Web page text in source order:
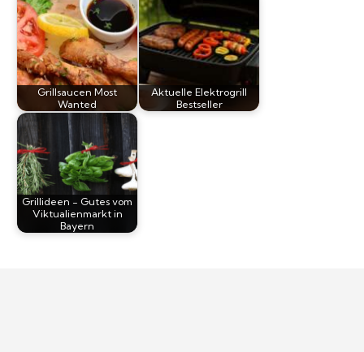
Grillsaucen Most
Wanted
Aktuelle Elektrogrill
Bestseller
Grillideen - Gutes vom
Viktualienmarkt in
Bayern